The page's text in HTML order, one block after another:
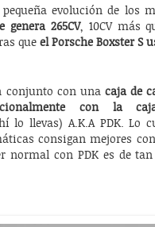
evolución de los
265CV, 10CV más
que el Porsche Boxster S
conjunto con unacaja de
con la
lo llevas) A.K.A PDK. Lo
consigan mejores
normal con PDK es de